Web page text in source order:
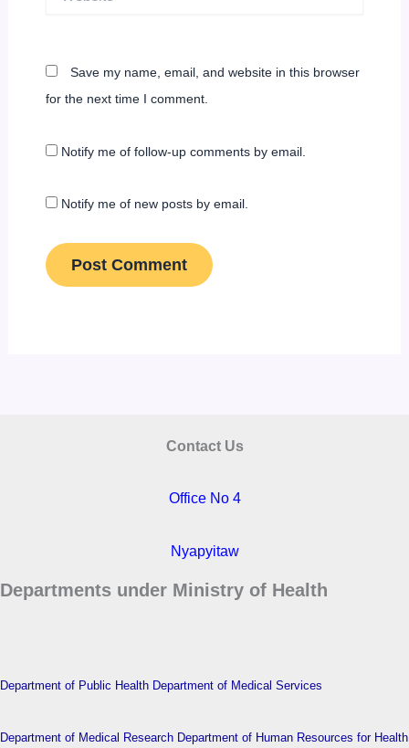
Save my name, email, and website in this browser
for the next time I comment.
Notify me of follow-up comments by email.
Notify me of new posts by email.
Contact Us
Office No 4
Nyapyitaw
Departments under Ministry of Health
Department of Public Health Department of Medical Services
Department of Medical Research Department of Human Resources for Health